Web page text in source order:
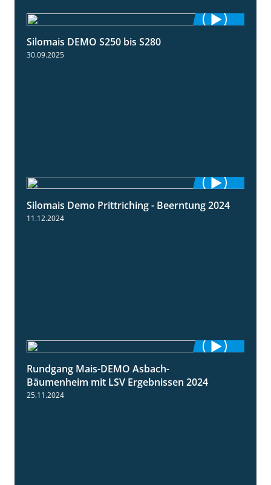
Silomais DEMO S250 bis S280
30.09.2025
12:28
Silomais Demo Prittriching - Beerntung 2024
11.12.2024
Rundgang Mais-DEMO Asbach-
Bäumenheim mit LSV Ergebnissen 2024
25.11.2024